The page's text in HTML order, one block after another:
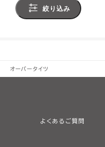
絞り込み
オーバータイツ
よくあるご質問